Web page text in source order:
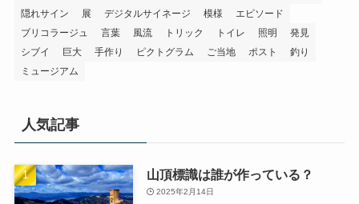
隠れサイン
展 デジタルサイネージ 模様
エピソード
ブリコラージュ
言葉 風流 トリック トイレ 照明
発見
シブイ
巨大 手作り ピクトグラム ご当地 ポスト
釣り
ミュージアム
人気記事
山頂標識は誰が作っている？
2025年2月14日